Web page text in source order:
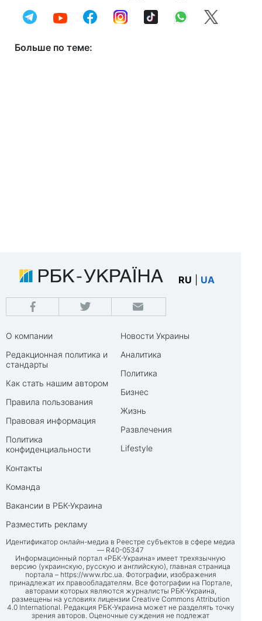
Больше по теме:
RU UA
О компании
Редакционная политика и
стандарты
Как стать нашим автором
Правила пользования
Правовая информация
Политика
конфиденциальности
Контакты
Команда
Вакансии в РБК-Украина
Разместить рекламу
Новости Украины
Аналитика
Политика
Бизнес
Жизнь
Развлечения
Lifestyle
Идентификатор онлайн-медиа в Реестре субъектов в сфере медиа
— R40-05347
Информационный портал «РБК-Украина» имеет трехязычную
версию (украинскую, русскую и английскую), главная страница
портала – https://www.rbc.ua. Фотографии, изображения
принадлежат их правообладателям. Все фотографии на Портале,
авторами которых являются журналисты РБК-Украина,
размещены на условиях лицензии Creative Commons Attribution
4.0 International. Редакция РБК-Украина может не разделять точку
зрения авторов. Оценочные суждения не подлежат